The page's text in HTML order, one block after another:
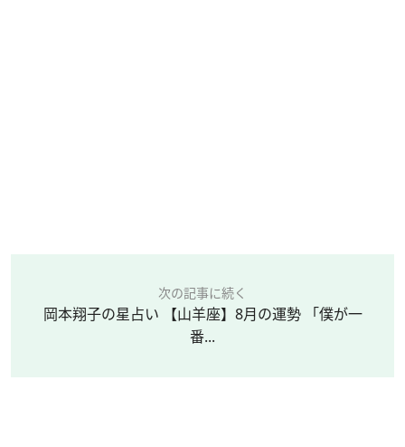
次の記事に続く
岡本翔子の星占い 【山羊座】8月の運勢 「僕が一
番...